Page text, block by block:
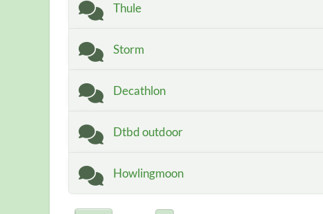
Thule
Storm
Decathlon
Dtbd outdoor
Howlingmoon